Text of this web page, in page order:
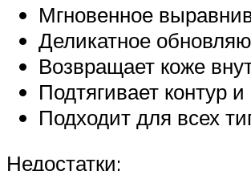
Мгновенное
Деликатное
Возвращает коже
Подтягивает контур
Подходит для всех
Недостатки: